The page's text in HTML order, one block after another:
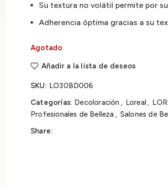
Su textura no volátil permite por
Adherencia óptima gracias a su
Agotado
Añadir a la lista de deseos
SKU: LO30BD006
Categorías: Decoloración , Loreal,
Profesionales de Belleza , Salones de
Share: